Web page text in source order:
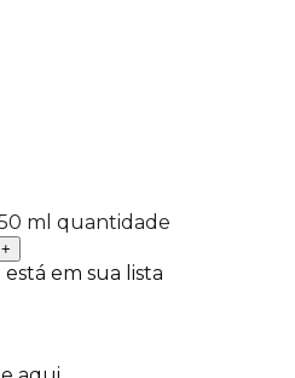
ml quantidade
está em sua lista